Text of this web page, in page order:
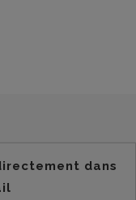
dans